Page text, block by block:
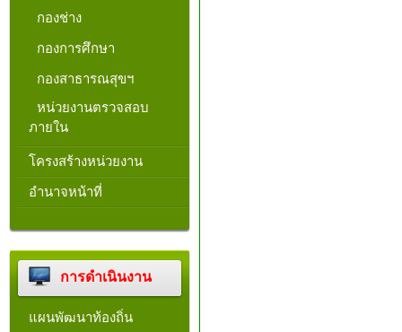
กองช่าง
กองการศึกษา
กองสาธารณสุขฯ
หน่วยงานตรวจสอบ
ภายใน
โครงสร้างหน่วยงาน​
อำนาจหน้าที่
การดำเนินงาน
แผนพัฒนาท้องถิ่น